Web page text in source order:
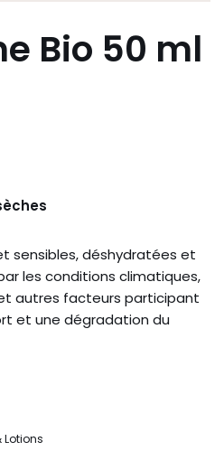
Bio 50 ml
sensibles, déshydratées et
les conditions climatiques,
autres facteurs participant
et une dégradation du
Lotions